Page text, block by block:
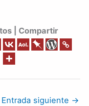
| Compartir
Entrada siguiente →